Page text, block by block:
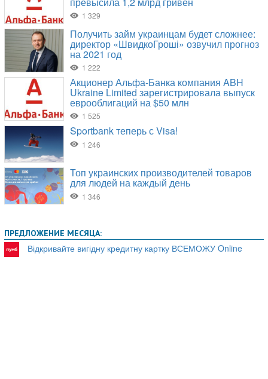
ПРЕДЛОЖЕНИЕ МЕСЯЦА:
Відкривайте вигідну кредитну картку ВСЕМОЖУ Online